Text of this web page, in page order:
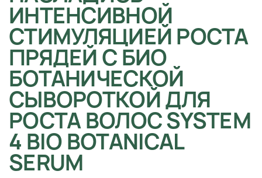
ИНТЕНСИВНОЙ
СТИМУЛЯЦИЕЙ РОСТА
ПРЯДЕЙ С БИО
БОТАНИЧЕСКОЙ
СЫВОРОТКОЙ ДЛЯ
РОСТА ВОЛОС SYSTEM
4 BIO BOTANICAL
SERUM